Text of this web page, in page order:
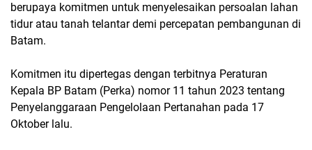
berupaya komitmen untuk menyelesaikan persoalan lahan
tidur atau tanah telantar demi percepatan pembangunan di
Batam.
Komitmen itu dipertegas dengan terbitnya Peraturan
Kepala BP Batam (Perka) nomor 11 tahun 2023 tentang
Penyelanggaraan Pengelolaan Pertanahan pada 17
Oktober lalu.